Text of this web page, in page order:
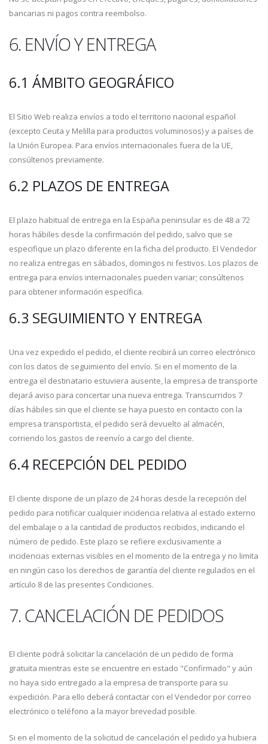
bancarias ni pagos contra reembolso.
6. ENVÍO Y ENTREGA
6.1 ÁMBITO GEOGRÁFICO
El Sitio Web realiza envíos a todo el territorio nacional español
(excepto Ceuta y Melilla para productos voluminosos) y a países de
la Unión Europea. Para envíos internacionales fuera de la UE,
consúltenos previamente.
6.2 PLAZOS DE ENTREGA
El plazo habitual de entrega en la España peninsular es de 48 a 72
horas hábiles desde la confirmación del pedido, salvo que se
especifique un plazo diferente en la ficha del producto. El Vendedor
no realiza entregas en sábados, domingos ni festivos. Los plazos de
entrega para envíos internacionales pueden variar; consúltenos
para obtener información específica.
6.3 SEGUIMIENTO Y ENTREGA
Una vez expedido el pedido, el cliente recibirá un correo electrónico
con los datos de seguimiento del envío. Si en el momento de la
entrega el destinatario estuviera ausente, la empresa de transporte
dejará aviso para concertar una nueva entrega. Transcurridos 7
días hábiles sin que el cliente se haya puesto en contacto con la
empresa transportista, el pedido será devuelto al almacén,
corriendo los gastos de reenvío a cargo del cliente.
6.4 RECEPCIÓN DEL PEDIDO
El cliente dispone de un plazo de 24 horas desde la recepción del
pedido para notificar cualquier incidencia relativa al estado externo
del embalaje o a la cantidad de productos recibidos, indicando el
número de pedido. Este plazo se refiere exclusivamente a
incidencias externas visibles en el momento de la entrega y no limita
en ningún caso los derechos de garantía del cliente regulados en el
artículo 8 de las presentes Condiciones.
7. CANCELACIÓN DE PEDIDOS
El cliente podrá solicitar la cancelación de un pedido de forma
gratuita mientras este se encuentre en estado "Confirmado" y aún
no haya sido entregado a la empresa de transporte para su
expedición. Para ello deberá contactar con el Vendedor por correo
electrónico o teléfono a la mayor brevedad posible.
Si en el momento de la solicitud de cancelación el pedido ya hubiera